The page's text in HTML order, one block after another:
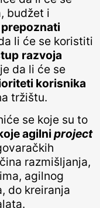
budžet i
prepoznati
li će se koristiti
razvoja
da li će se
korisnika
tržištu.
se koje su to
agilni project
razmišljanja,
agilnog
do kreiranja